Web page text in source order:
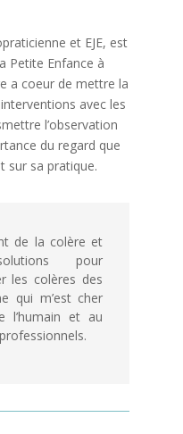
et EJE, est
Petite Enfance à
a coeur de mettre la
avec les
l’observation
du regard que
sur sa pratique.
de la colère et
pour
les colères des
qui m’est cher
l’humain et au